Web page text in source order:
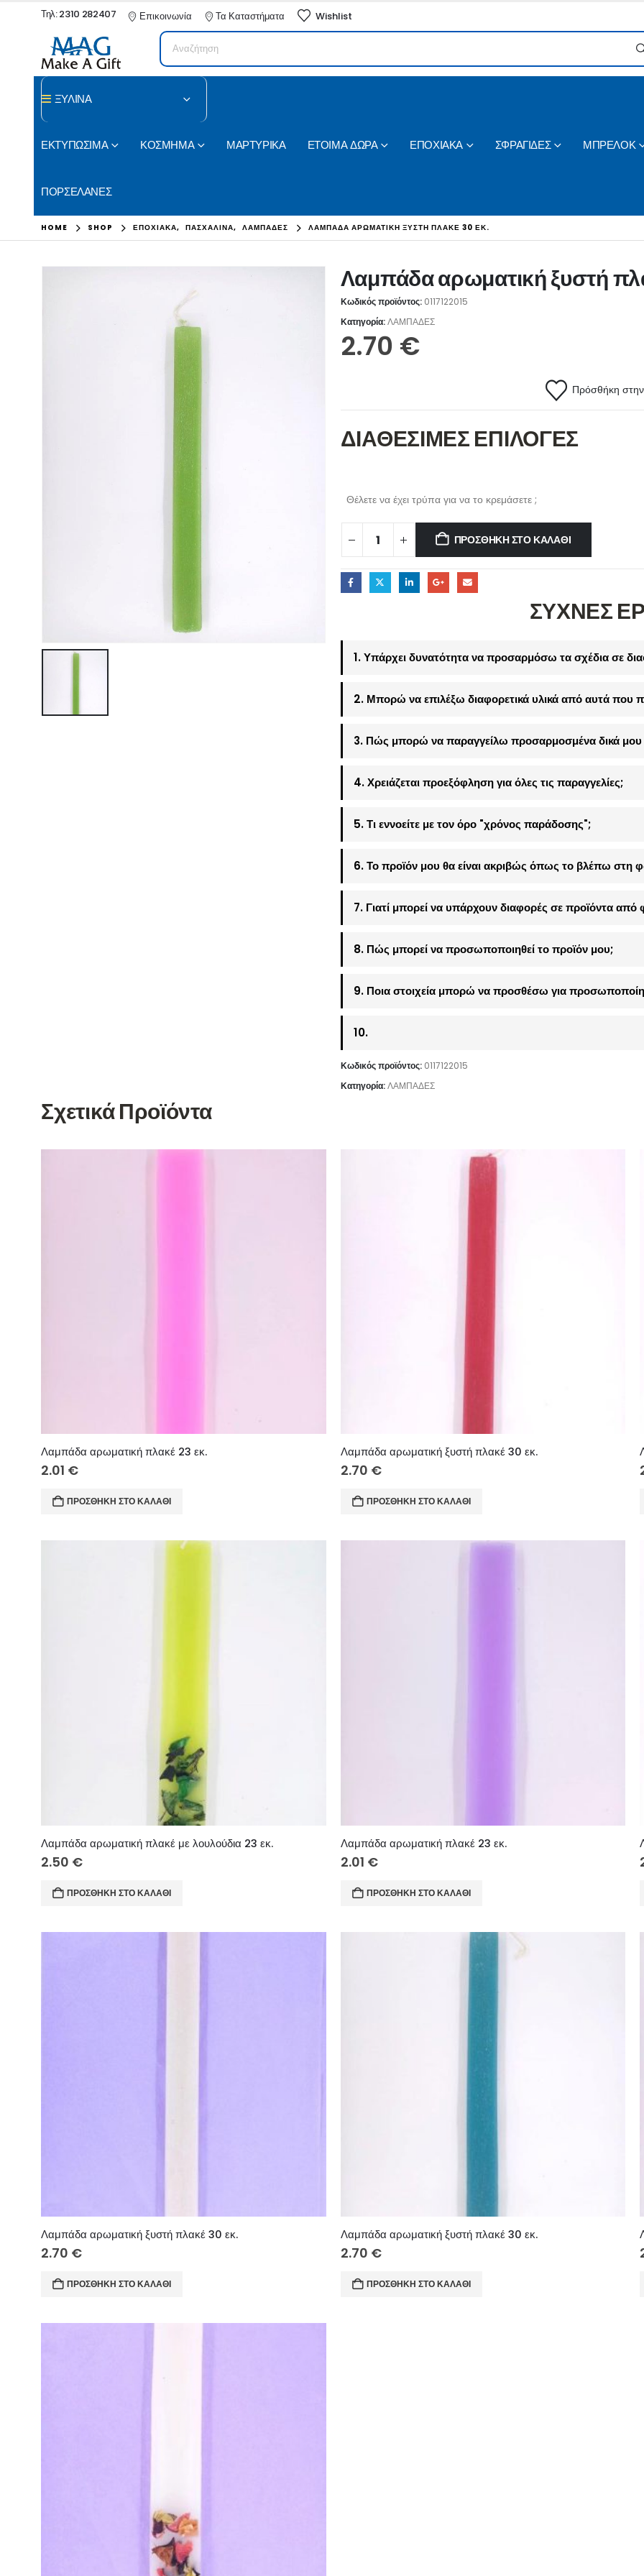
Τηλ: 2310 282407 Επικοινωνία Τα Καταστήματα Wishlist
ΞΥΛΙΝΑ
ΕΚΤΥΠΩΣΙΜΑ ΚΟΣΜΗΜΑ ΜΑΡΤΥΡΙΚΑ ΕΤΟΙΜΑ ΔΩΡΑ ΕΠΟΧΙΑΚΑ ΣΦΡΑΓΙΔΕΣ ΜΠΡΕΛΟΚ
ΠΟΡΣΕΛΑΝΕΣ
HOME SHOP ΕΠΟΧΙΑΚΑ, ΠΑΣΧΑΛΙΝΑ, ΛΑΜΠΑΔΕΣ ΛΑΜΠΆΔΑ ΑΡΩΜΑΤΙΚΉ ΞΥΣΤΉ ΠΛΑΚΈ 30 ΕΚ.
Λαμπάδα αρωματική ξυστή
Κωδικός προϊόντος: 0117122015
Κατηγορία:ΛΑΜΠΑΔΕΣ
2.70 €
Πρόσθήκη στην
ΔΙΑΘΕΣΙΜΕΣ ΕΠΙΛΟΓΕΣ
Θέλετε να έχει τρύπα για να το κρεμάσετε ;
ΠΡΟΣΘΉΚΗ ΣΤΟ ΚΑΛΆΘΙ
ΣΥΧΝΕΣ
1. Υπάρχει δυνατότητα να προσαρμόσω τα σχέδια σε
2. Μπορώ να επιλέξω διαφορετικά υλικά από αυτά που
3. Πώς μπορώ να παραγγείλω προσαρμοσμένα δικά μου
4. Χρειάζεται προεξόφληση για όλες τις παραγγελίες;
5. Τι εννοείτε με τον όρο "χρόνος παράδοσης";
6. Το προϊόν μου θα είναι ακριβώς όπως το βλέπω στη
7. Γιατί μπορεί να υπάρχουν διαφορές σε προϊόντα από
8. Πώς μπορεί να προσωποποιηθεί το προϊόν μου;
9. Ποια στοιχεία μπορώ να προσθέσω για
10.
Κωδικός προϊόντος: 0117122015
Κατηγορία:ΛΑΜΠΑΔΕΣ
Σχετικά Προϊόντα
Λαμπάδα αρωματική πλακέ 23 εκ.
2.01 €
ΠΡΟΣΘΉΚΗ ΣΤΟ ΚΑΛΆΘΙ
Λαμπάδα αρωματική ξυστή πλακέ 30 εκ.
2.70 €
ΠΡΟΣΘΉΚΗ ΣΤΟ ΚΑΛΆΘΙ
Λαμπάδα αρωματική πλακέ με λουλούδια 23 εκ.
2.50 €
ΠΡΟΣΘΉΚΗ ΣΤΟ ΚΑΛΆΘΙ
Λαμπάδα αρωματική πλακέ 23 εκ.
2.01 €
ΠΡΟΣΘΉΚΗ ΣΤΟ ΚΑΛΆΘΙ
Λαμπάδα αρωματική ξυστή πλακέ 30 εκ.
2.70 €
ΠΡΟΣΘΉΚΗ ΣΤΟ ΚΑΛΆΘΙ
Λαμπάδα αρωματική ξυστή πλακέ 30 εκ.
2.70 €
ΠΡΟΣΘΉΚΗ ΣΤΟ ΚΑΛΆΘΙ